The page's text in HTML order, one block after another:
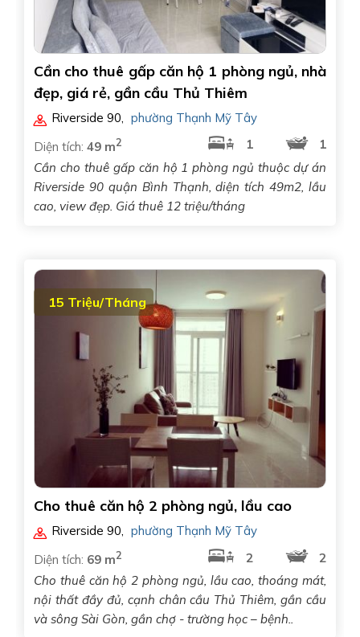
Cần cho thuê gấp căn hộ 1 phòng ngủ, nhà
đẹp, giá rẻ, gần cầu Thủ Thiêm
Riverside 90
phường Thạnh Mỹ Tây
Diện tích: 49 m2 1
1
Cần cho thuê gấp căn hộ 1 phòng ngủ thuộc dự án
Riverside 90 quận Bình Thạnh, diện tích 49m2, lầu
cao, view đẹp. Giá thuê 12 triệu/tháng
15 Triệu/Tháng
Cho thuê căn hộ 2 phòng ngủ, lầu cao
Riverside 90, phường Thạnh Mỹ Tây
Diện tích: 69 m2 2
2
Cho thuê căn hộ 2 phòng ngủ, lầu cao, thoáng mát,
nội thất đầy đủ, cạnh chân cầu Thủ Thiêm, gần cầu
và sông Sài Gòn, gần chợ - trường học – bệnh..